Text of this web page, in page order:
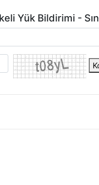
Yük Bildirimi -